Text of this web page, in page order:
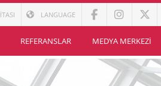
LANGUAGE
REFERANSLAR MEDYA MERKEZI